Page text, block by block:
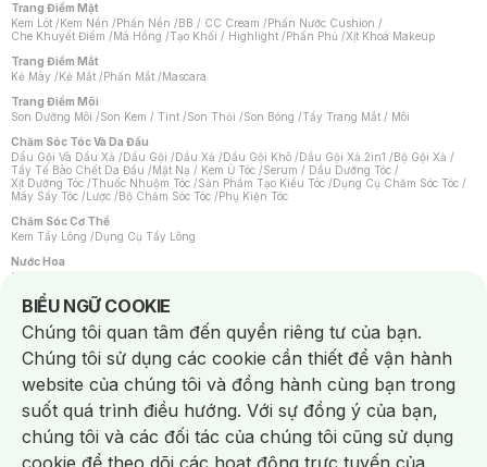
Trang Điểm Mặt
Kem Lót /Kem Nền /Phấn Nền /BB / CC Cream /Phấn Nước Cushion /
Che Khuyết Điểm /Má Hồng /Tạo Khối / Highlight /Phấn Phủ /Xịt Khoá Makeup
Trang Điểm Mắt
Kẻ Mày /Kẻ Mắt /Phấn Mắt /Mascara
Trang Điểm Môi
Son Dưỡng Môi /Son Kem / Tint /Son Thỏi /Son Bóng /Tẩy Trang Mắt / Môi
Chăm Sóc Tóc Và Da Đầu
Dầu Gội Và Dầu Xả /Dầu Gội /Dầu Xả /Dầu Gội Khô /Dầu Gội Xả 2in1 /Bộ Gội Xả /
Tẩy Tế Bào Chết Da Đầu /Mặt Nạ / Kem Ủ Tóc /Serum / Dầu Dưỡng Tóc /
Xịt Dưỡng Tóc /Thuốc Nhuộm Tóc /Sản Phẩm Tạo Kiểu Tóc /Dụng Cụ Chăm Sóc Tóc /
Máy Sấy Tóc /Lược /Bộ Chăm Sóc Tóc /Phụ Kiện Tóc
Chăm Sóc Cơ Thể
Kem Tẩy Lông /Dụng Cụ Tẩy Lông
Nước Hoa
Nước Hoa Nữ
Chăm Sóc Cá Nhân
Chống Muỗi /Khẩu Trang /Máy Massage/Mặt Nạ Xông Hơi /Nước Rửa Tay/
Sản Phẩm Chăm Sóc Khác /Bàn Chải Đánh Răng /Bàn Chải Điện/
Hỗ Trợ Trắng Răng/Kem Đánh Răng /Máy Tăm Nước/ Nước Súc Miệng/
Tăm / Chỉ Nha Khoa/ Xịt Thơm Miệng / Dung Dịch Vệ Sinh/Dưỡng Vùng Kín/
Khăn Ướt Vệ Sinh Vùng Kín/Băng Vệ Sinh/Tampon/Bọt Cạo Râu /Dao Cạo Râu/
Máy Cạo Râu
Vấn Đề Về Da
Da Dầu / Lỗ Chân Lông To/ Da Khô / Mất Nước/ Da Lão Hóa/ Da Mụn/
Da Nhạy Cảm / Kích Ứng
Da Xỉn Màu Thâm / Nám / Tàn Nhang
Quầng Thâm & Bọng Mắt /Sẹo /Viêm Da Cơ Địa
BIỂU NGỮ COOKIE
Notice about cookies usage
Chúng tôi quan tâm đến quyền riêng tư của bạn.
Chúng tôi sử dụng các cookie cần thiết để vận hành
website của chúng tôi và đồng hành cùng bạn trong
suốt quá trình điều hướng. Với sự đồng ý của bạn,
chúng tôi và các đối tác của chúng tôi cũng sử dụng
cookie để theo dõi các hoạt động trực tuyến của